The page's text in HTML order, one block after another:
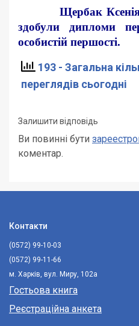
Щербак Ксенія
здобули дипломи
особистій першості.
193 - Загальна
переглядів сьогодні
Залишити відповідь
Ви повинні бути
коментар.
Контакти
(0572) 99-10-03
(0572) 99-11-66
м. Харків, вул. Миру, 102а
Гостьова книга
Реєстраційна анкета